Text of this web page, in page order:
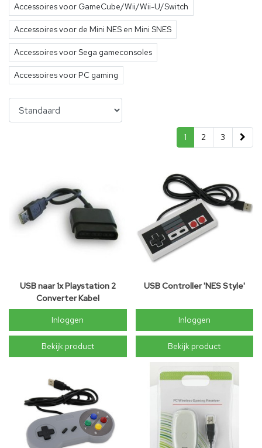
Accessoires voor GameCube/Wii/Wii-U/Switch
Accessoires voor de Mini NES en Mini SNES
Accessoires voor Sega gameconsoles
Accessoires voor PC gaming
1 2 3
USB naar 1x Playstation 2
Converter Kabel
Inloggen
Bekijk product
USB Controller 'NES Style'
Inloggen
Bekijk product